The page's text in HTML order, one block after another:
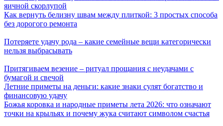
яичной скорлупой
Как вернуть белизну швам между плиткой: 3 простых способа
без дорогого ремонта
Потеряете удачу рода – какие семейные вещи категорически
нельзя выбрасывать
Притягиваем везение – ритуал прощания с неудачами с
бумагой и свечой
Летние приметы на деньги: какие знаки сулят богатство и
финансовую удачу
Божья коровка и народные приметы лета 2026: что означают
точки на крыльях и почему жука считают символом счастья